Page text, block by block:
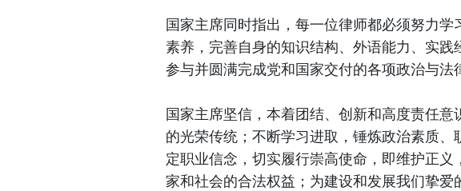
国家主席同时指出，每一位律师都必须努力
素养，完善自身的知识结构、外语能力、实
参与并圆满完成党和国家交付的各项政治与法
国家主席坚信，本着团结、创新和高度责任
的光荣传统；不断学习进取，锤炼政治素质
定职业信念，切实履行崇高使命，即维护正
家和社会的合法权益；为建设和发展我们挚